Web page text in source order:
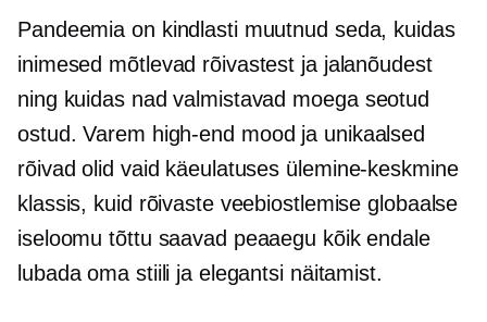
Pandeemia on kindlasti muutnud seda, kuidas
inimesed mõtlevad rõivastest ja jalanõudest
ning kuidas nad valmistavad moega seotud
ostud. Varem high-end mood ja unikaalsed
rõivad olid vaid käeulatuses ülemine-keskmine
klassis, kuid rõivaste veebiostlemise globaalse
iseloomu tõttu saavad peaaegu kõik endale
lubada oma stiili ja elegantsi näitamist.